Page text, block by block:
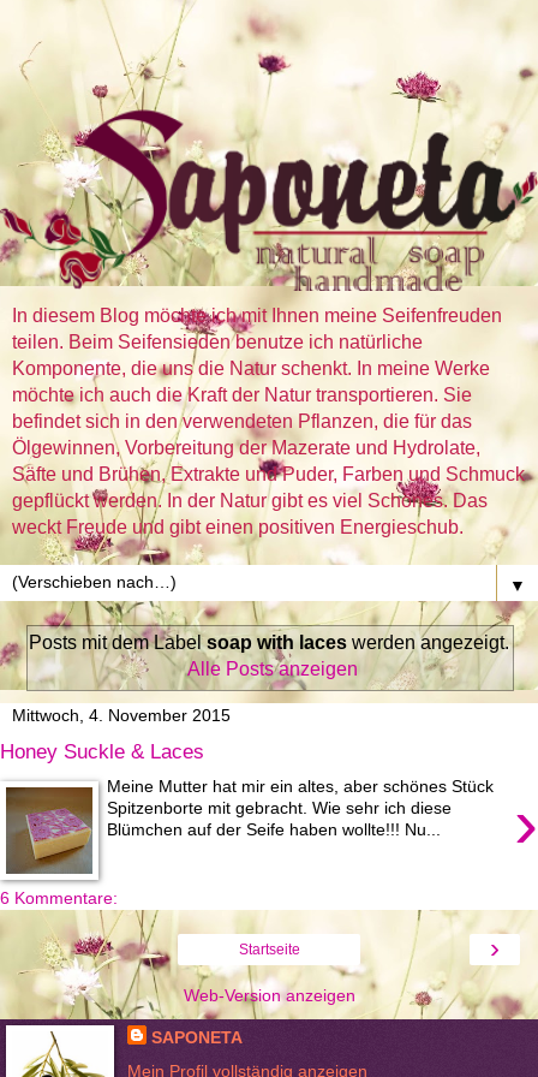
In diesem Blog möchte ich mit Ihnen meine Seifenfreuden
teilen. Beim Seifensieden benutze ich natürliche
Komponente, die uns die Natur schenkt. In meine Werke
möchte ich auch die Kraft der Natur transportieren. Sie
befindet sich in den verwendeten Pflanzen, die für das
Ölgewinnen, Vorbereitung der Mazerate und Hydrolate,
Säfte und Brühen, Extrakte und Puder, Farben und Schmuck
gepflückt werden. In der Natur gibt es viel Schönes. Das
weckt Freude und gibt einen positiven Energieschub.
▼
Posts mit dem Labelsoap with laces werden angezeigt.
Alle Posts anzeigen
Mittwoch, 4. November 2015
Honey Suckle & Laces
›
Meine Mutter hat mir ein altes, aber schönes Stück
Spitzenborte mit gebracht. Wie sehr ich diese
Blümchen auf der Seife haben wollte!!! Nu...
6 Kommentare:
›
Startseite
Web-Version anzeigen
SAPONETA
Mein Profil vollständig anzeigen